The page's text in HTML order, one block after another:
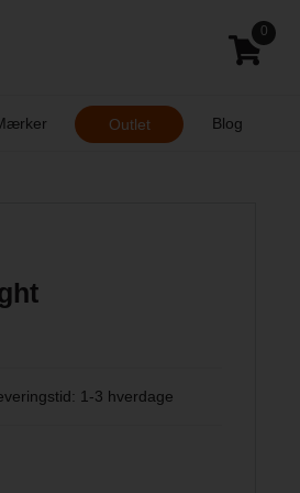
0
Outlet Blog
1-3 hverdage